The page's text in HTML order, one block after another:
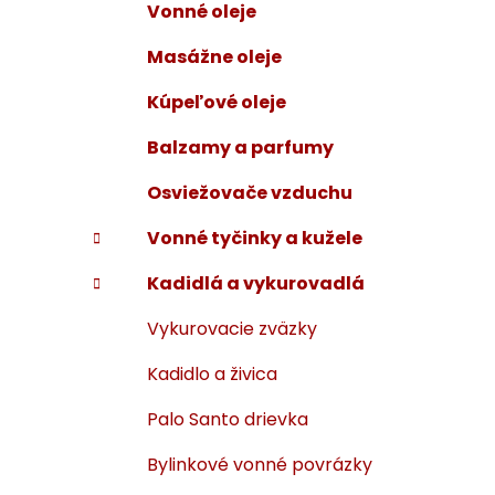
Vonné oleje
Masážne oleje
Kúpeľové oleje
Balzamy a parfumy
Osviežovače vzduchu
Vonné tyčinky a kužele
Kadidlá a vykurovadlá
Vykurovacie zväzky
Kadidlo a živica
Palo Santo drievka
Bylinkové vonné povrázky